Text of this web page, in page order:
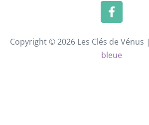
Copyright © 2026 Les Clés de Vénus |
bleue